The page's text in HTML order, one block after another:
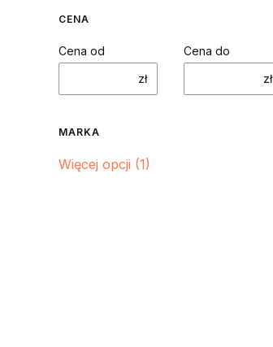
CENA
Cena od
zł
Cena do
zł
MARKA
Marka
Więcej opcji (1)